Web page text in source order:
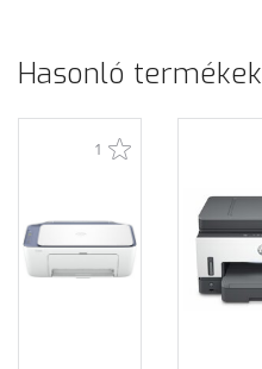
Hasonló termékek
1